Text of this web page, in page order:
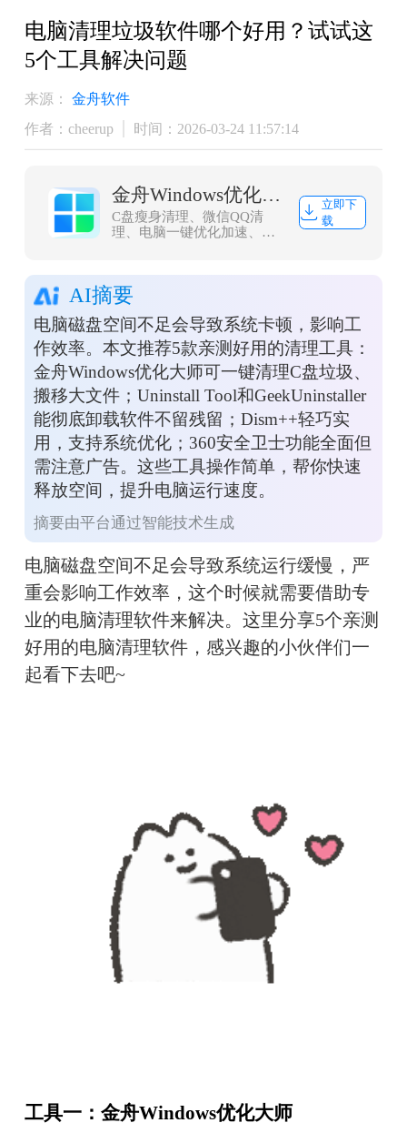
电脑清理垃圾软件哪个好用？试试这
5个工具解决问题
来源：
金舟软件
作者：cheerup
时间：2026-03-24 11:57:14
金舟Windows优化大师
C盘瘦身清理、微信QQ清
理、电脑一键优化加速、浏
优化工具，轻松解决C盘爆
红问题
立即下
载
AI摘要
电脑磁盘空间不足会导致系统卡顿，影响工
作效率。本文推荐5款亲测好用的清理工具：
金舟Windows优化大师可一键清理C盘垃圾、
搬移大文件；Uninstall Tool和GeekUninstaller
能彻底卸载软件不留残留；Dism++轻巧实
用，支持系统优化；360安全卫士功能全面但
需注意广告。这些工具操作简单，帮你快速
释放空间，提升电脑运行速度。
摘要由平台通过智能技术生成
电脑磁盘空间不足会导致系统运行缓慢，严
重会影响工作效率，这个时候就需要借助专
业的电脑清理软件来解决。这里分享5个亲测
好用的电脑清理软件，感兴趣的小伙伴们一
起看下去吧~
工具一：金舟Windows优化大师